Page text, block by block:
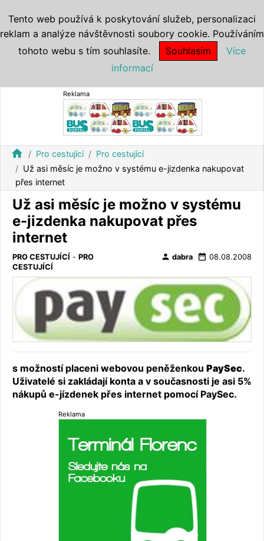
Reklama
home Pro cestující
Pro cestující
Už asi měsíc je možno v systému e-jizdenka nakupovat
přes internet
Už asi měsíc je možno v systému
e-jizdenka nakupovat přes
internet
PRO CESTUJÍCÍ - PRO
CESTUJÍCÍ
person dabra date_range 08.08.2008
s možností placeni webovou peněženkou PaySec.
Uživatelé si zakládají konta a v současnosti je asi 5%
nákupů e-jízdenek přes internet pomocí PaySec.
Reklama
Tento web používá k poskytování služeb, personalizaci
reklam a analýze návštěvnosti soubory cookie. Používáním
tohoto webu s tím souhlasíte.
Souhlasím
Více
informací